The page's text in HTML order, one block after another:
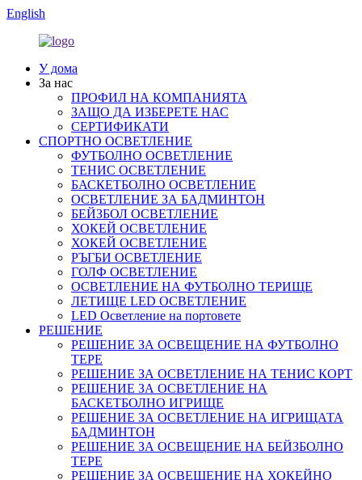
English
У дома
За нас
ПРОФИЛ НА КОМПАНИЯТА
ЗАЩО ДА ИЗБЕРЕТЕ НАС
СЕРТИФИКАТИ
СПОРТНО ОСВЕТЛЕНИЕ
ФУТБОЛНО ОСВЕТЛЕНИЕ
ТЕНИС ОСВЕТЛЕНИЕ
БАСКЕТБОЛНО ОСВЕТЛЕНИЕ
ОСВЕТЛЕНИЕ ЗА БАДМИНТОН
БЕЙЗБОЛ ОСВЕТЛЕНИЕ
ХОКЕЙ ОСВЕТЛЕНИЕ
ХОКЕЙ ОСВЕТЛЕНИЕ
РЪГБИ ОСВЕТЛЕНИЕ
ГОЛФ ОСВЕТЛЕНИЕ
ОСВЕТЛЕНИЕ НА ФУТБОЛНО ТЕРИЩЕ
ЛЕТИЩЕ LED ОСВЕТЛЕНИЕ
LED Осветление на портовете
РЕШЕНИЕ
РЕШЕНИЕ ЗА ОСВЕЩЕНИЕ НА ФУТБОЛНО
ТЕРЕ
РЕШЕНИЕ ЗА ОСВЕТЛЕНИЕ НА ТЕНИС КОРТ
РЕШЕНИЕ ЗА ОСВЕТЛЕНИЕ НА
БАСКЕТБОЛНО ИГРИЩЕ
РЕШЕНИЕ ЗА ОСВЕТЛЕНИЕ НА ИГРИЩАТА
БАДМИНТОН
РЕШЕНИЕ ЗА ОСВЕЩЕНИЕ НА БЕЙЗБОЛНО
ТЕРЕ
РЕШЕНИЕ ЗА ОСВЕЩЕНИЕ НА ХОКЕЙНО